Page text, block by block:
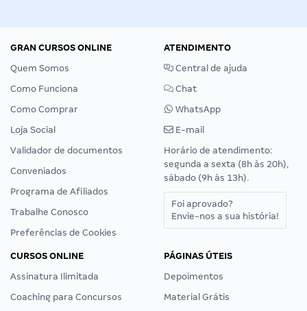
GRAN CURSOS ONLINE
Quem Somos
Como Funciona
Como Comprar
Loja Social
Validador de documentos
Conveniados
Programa de Afiliados
Trabalhe Conosco
Preferências de Cookies
ATENDIMENTO
Central de ajuda
Chat
WhatsApp
E-mail
Horário de atendimento:
segunda a sexta (8h às 20h),
sábado (9h às 13h).
Foi aprovado?
Envie-nos a sua história!
CURSOS ONLINE
Assinatura Ilimitada
Coaching para Concursos
PÁGINAS ÚTEIS
Depoimentos
Material Grátis